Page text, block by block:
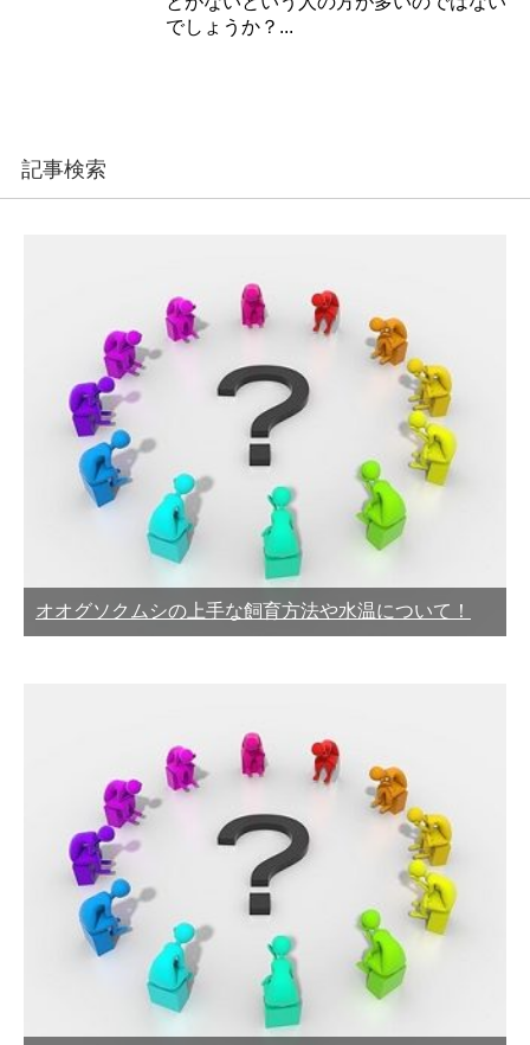
でしょうか？...
記事検索
オオグソクムシの上手な飼育方法や水温について！